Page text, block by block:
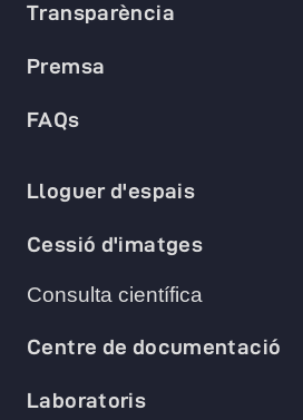
Transparència
Premsa
FAQs
Lloguer d'espais
Cessió d'imatges
Consulta científica
Centre de documentació
Laboratoris